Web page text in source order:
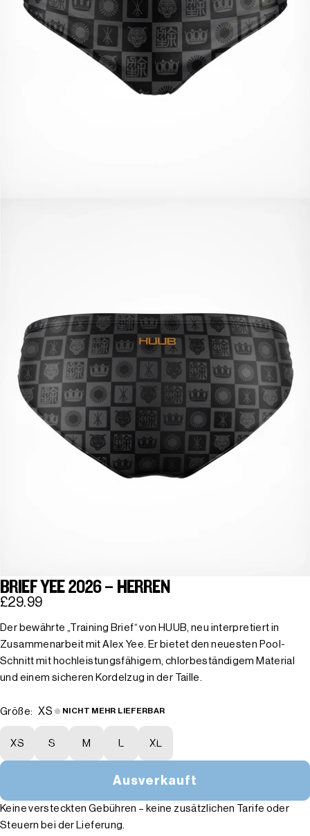
BRIEF YEE 2026 – HERREN
£29.99
Der bewährte „Training Brief“ von HUUB, neu interpretiert in
Zusammenarbeit mit Alex Yee. Er bietet den neuesten Pool-
Schnitt mit hochleistungsfähigem, chlorbeständigem Material
und einem sicheren Kordelzug in der Taille.
Größe: XS NICHT MEHR LIEFERBAR
XS S M L XL
Ausverkauft
Keine versteckten Gebühren – keine zusätzlichen Tarife oder
Steuern bei der Lieferung.